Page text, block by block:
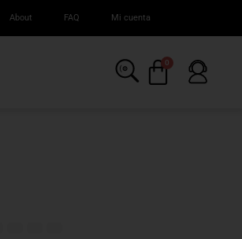
About FAQ Mi cuenta
0